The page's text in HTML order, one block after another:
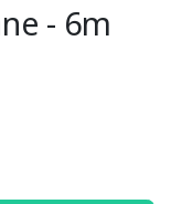
- 6m